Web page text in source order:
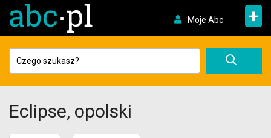
Moje Abc +
Eclipse, opolski